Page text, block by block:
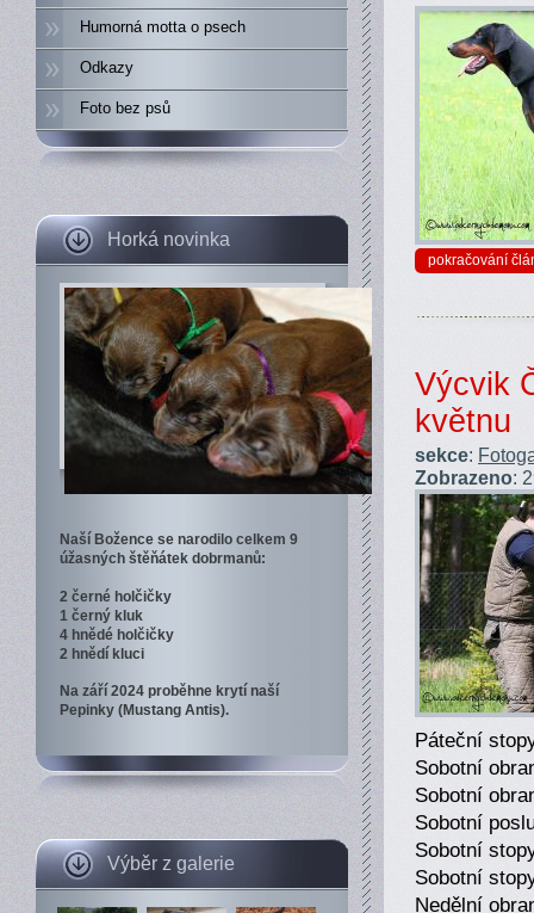
Humorná motta o psech
Odkazy
Foto bez psů
Horká novinka
Naší Božence se narodilo celkem 9
úžasných štěňátek dobrmanů:
2 černé holčičky
1 černý kluk
4 hnědé holčičky
2 hnědí kluci
Na září 2024 proběhne krytí naší
Pepinky (Mustang Antis).
Výběr z galerie
pokračování
Výcvik
květnu
sekce:
Zobrazeno:
Páteční
Sobotní
Sobotní
Sobotní
Sobotní
Sobotní
Nedělní